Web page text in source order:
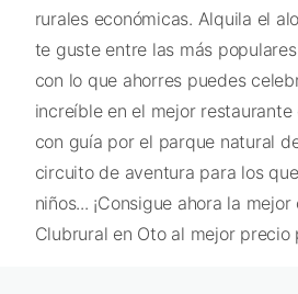
rurales económicas. Alquila el
te guste entre las más
con lo que ahorres puedes
increíble en el mejor
con guía por el parque natural
circuito de aventura para los
niños... ¡Consigue ahora la
Clubrural en Oto al mejor precio